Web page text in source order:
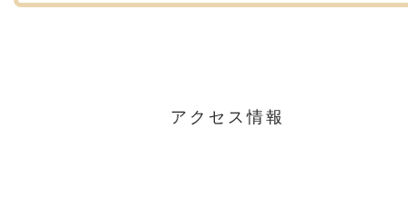
アクセス情報